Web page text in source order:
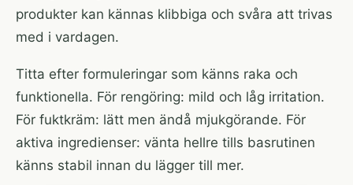
produkter kan kännas klibbiga och svåra att trivas
med i vardagen.
Titta efter formuleringar som känns raka och
funktionella. För rengöring: mild och låg irritation.
För fuktkräm: lätt men ändå mjukgörande. För
aktiva ingredienser: vänta hellre tills basrutinen
känns stabil innan du lägger till mer.